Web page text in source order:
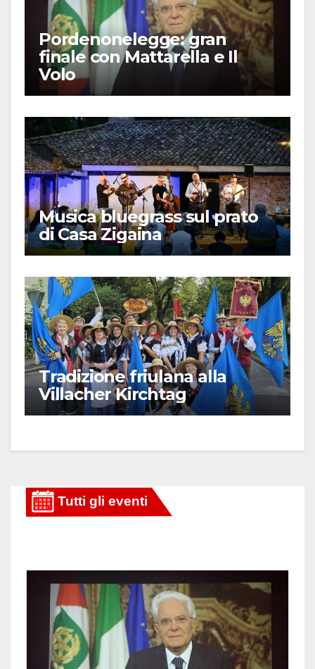
Pordenonelegge: gran
finale con Mattarella e Il
Volo
Musica bluegrass sul prato
di Casa Zigaina
Tradizione friulana alla
Villacher Kirchtag